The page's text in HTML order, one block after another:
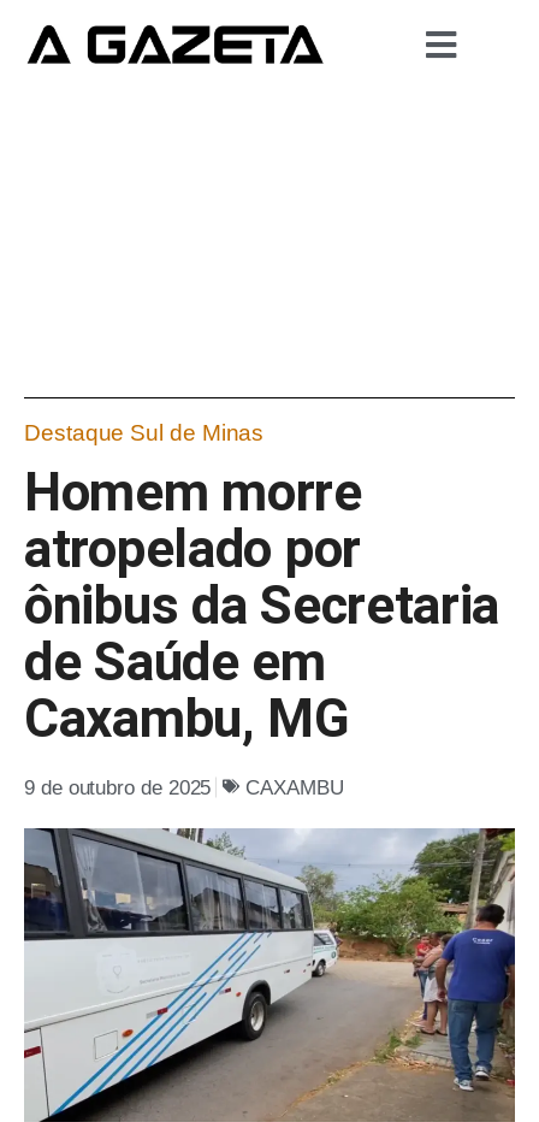
Destaque Sul de Minas
Homem morre
atropelado por
ônibus da Secretaria
de Saúde em
Caxambu, MG
9 de outubro de 2025 CAXAMBU